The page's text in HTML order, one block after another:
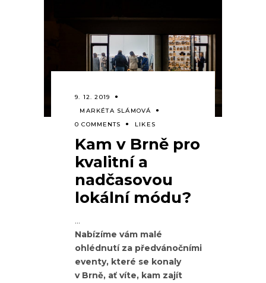
9. 12. 2019
MARKÉTA SLÁMOVÁ
0 COMMENTS
LIKES
Kam v Brně pro
kvalitní a
nadčasovou
lokální módu?
Nabízíme vám malé
ohlédnutí za předvánočními
eventy, které se konaly
v Brně, ať víte, kam zajít